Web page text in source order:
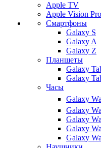
Apple TV
Apple Vision Pro
Смартфоны
Galaxy S
Galaxy A
Galaxy Z
Планшеты
Galaxy
Galaxy
Часы
Galaxy
Galaxy
Galaxy
Galaxy
Galaxy